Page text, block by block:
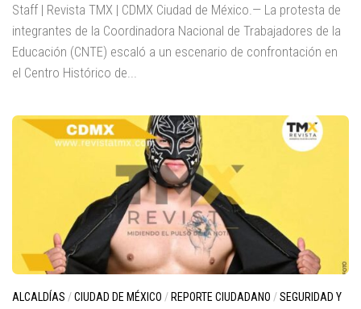
Staff | Revista TMX | CDMX Ciudad de México.— La protesta de
integrantes de la Coordinadora Nacional de Trabajadores de la
Educación (CNTE) escaló a un escenario de confrontación en
el Centro Histórico de...
ALCALDÍAS /CIUDAD DE MÉXICO /REPORTE CIUDADANO /SEGURIDAD Y